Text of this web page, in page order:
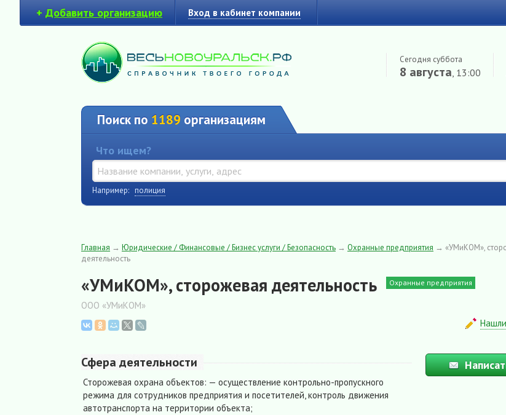
+ Добавить организацию Вход в кабинет компании
Сегодня суббота
8 августа, 13:00
Поиск по 1189 организациям
Что ищем?
Например: полиция
Главная → Юридические / Финансовые / Бизнес услуги / Безопасность → Охранные предприятия → «УМиКОМ»,
деятельность
«УМиКОМ», сторожевая деятельность Охранные предприятия
ООО «УМиКОМ»
Сфера деятельности
Сторожевая охрана объектов: — осуществление контрольно-пропускного
режима для сотрудников предприятия и посетителей, контроль движения
автотранспорта на территории объекта;